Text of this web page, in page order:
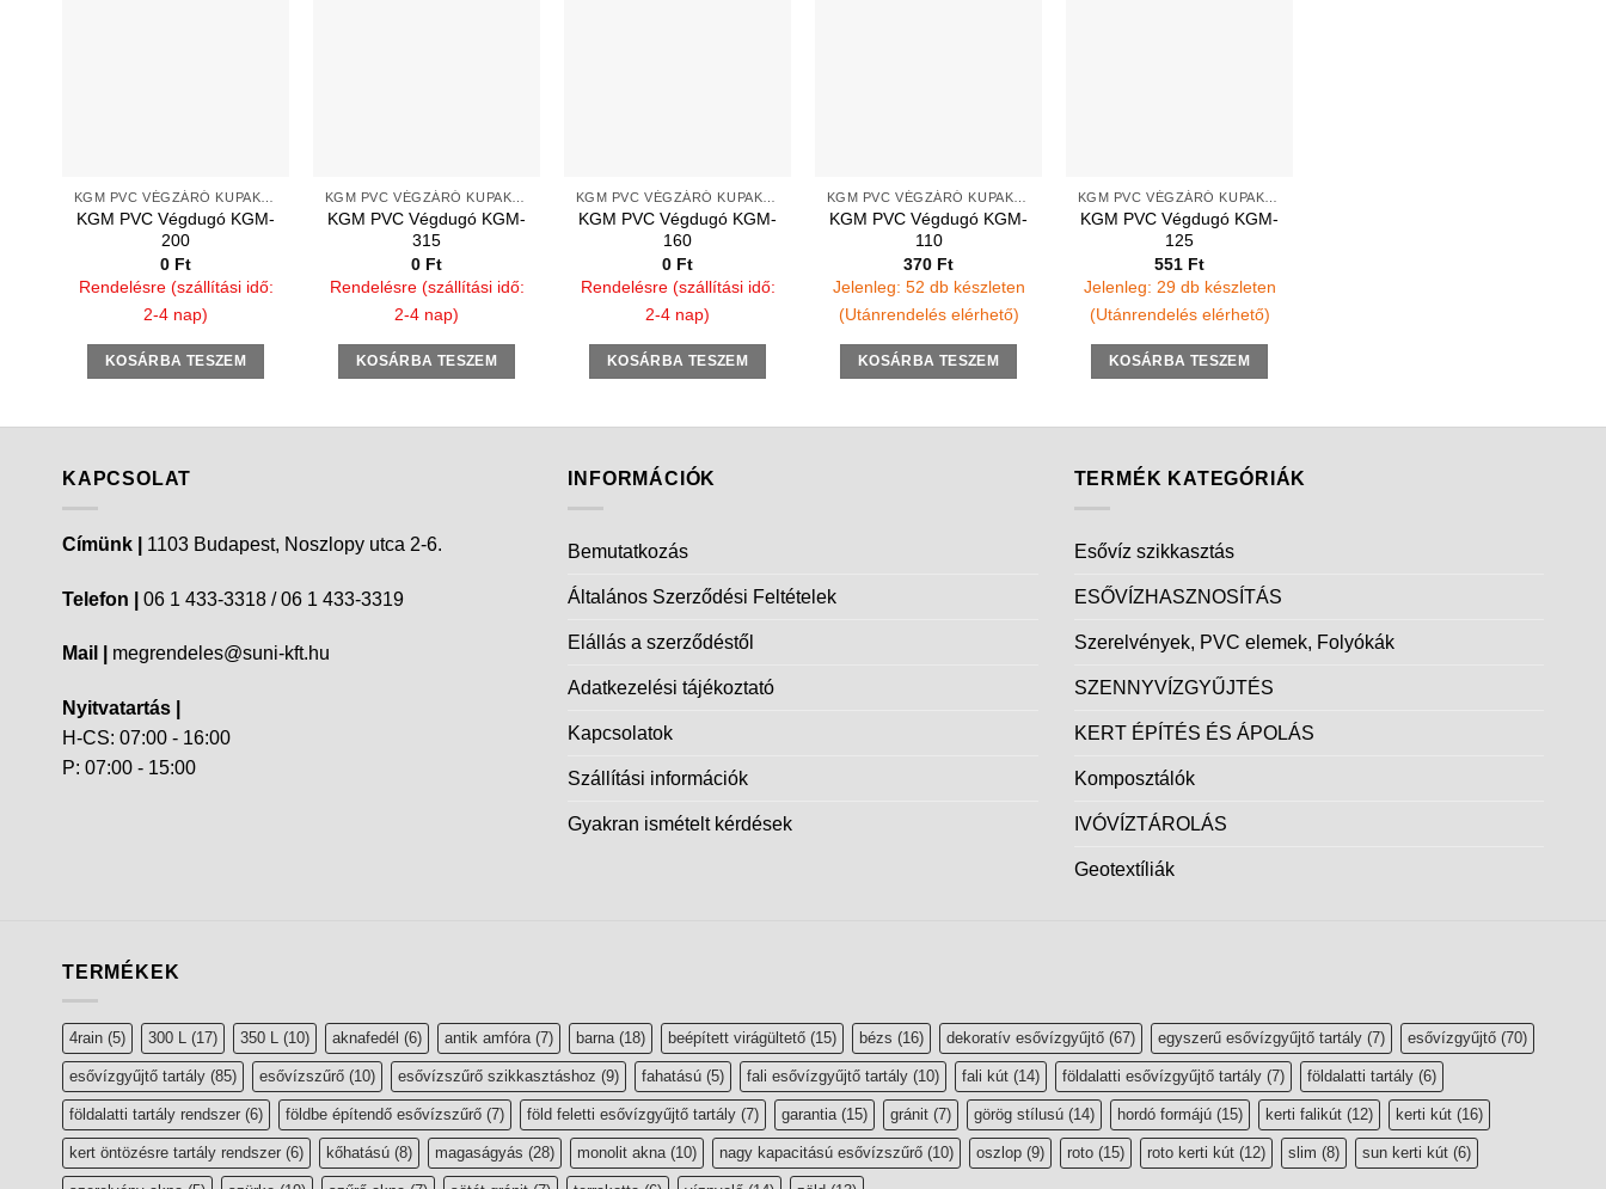
KGM PVC Végdugó KGM-
200
0 Ft
Rendelésre (szállítási idő:
2-4 nap)
KOSÁRBA TESZEM
KGM PVC Végdugó KGM-
315
0 Ft
Rendelésre (szállítási idő:
2-4 nap)
KOSÁRBA TESZEM
KGM PVC Végdugó KGM-
160
0 Ft
Rendelésre (szállítási idő:
2-4 nap)
KOSÁRBA TESZEM
KGM PVC Végdugó KGM-
110
370 Ft
Jelenleg: 52 db készleten
(Utánrendelés elérhető)
KOSÁRBA TESZEM
KGM PVC Végdugó KGM-
125
551 Ft
Jelenleg: 29 db készleten
(Utánrendelés elérhető)
KOSÁRBA TESZEM
KAPCSOLAT
Címünk | 1103 Budapest, Noszlopy utca 2-6.
Telefon | 06 1 433-3318 / 06 1 433-3319
Mail | megrendeles@suni-kft.hu
Nyitvatartás |
H-CS: 07:00 - 16:00
P: 07:00 - 15:00
INFORMÁCIÓK
Bemutatkozás
Általános Szerződési Feltételek
Elállás a szerződéstől
Adatkezelési tájékoztató
Kapcsolatok
Szállítási információk
Gyakran ismételt kérdések
TERMÉK KATEGÓRIÁK
Esővíz szikkasztás
ESŐVÍZHASZNOSÍTÁS
Szerelvények, PVC elemek, Folyókák
SZENNYVÍZGYŰJTÉS
KERT ÉPÍTÉS ÉS ÁPOLÁS
Komposztálók
IVÓVÍZTÁROLÁS
Geotextíliák
TERMÉKEK
4rain (5) 300 L (17) 350 L (10) aknafedél (6) antik amfóra(7) barna(18) beépített virágültető (15) bézs (16) dekoratív esővízgyűjtő (67) egyszerű esővízgyűjtő tartály (7) esővízgyűjtő (70)
esővízgyűjtő tartály (85) esővízszűrő (10) esővízszűrő szikkasztáshoz (9) fahatású (5) fali esővízgyűjtő tartály (10) fali kút (14) földalatti esővízgyűjtő tartály (7) földalatti tartály (6)
földalatti tartály rendszer (6) földbe építendő esővízszűrő (7) föld feletti esővízgyűjtő tartály (7) garantia(15) gránit (7) görög stílusú (14) hordó formájú (15) kerti falikút (12) kerti kút (16)
kert öntözésre tartály rendszer (6) kőhatású (8) magaságyás (28) monolit akna(10) nagy kapacitású esővízszűrő (10) oszlop (9) roto (15) roto kerti kút (12) slim (8) sun kerti kút (6)